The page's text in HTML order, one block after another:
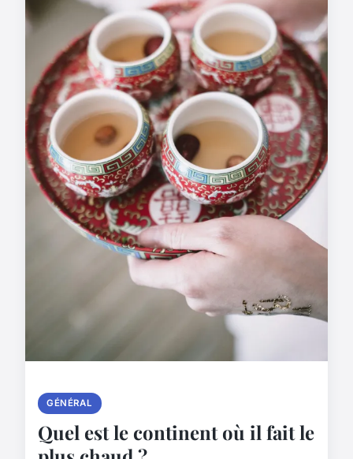
GÉNÉRAL
Quel est le continent où il fait le